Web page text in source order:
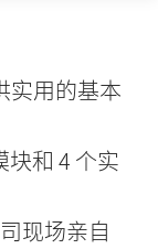
实用的基本
块和 4 个实
现场亲自